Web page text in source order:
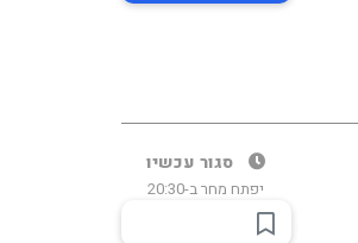
סגור עכשיו
יפתח מחר ב-20:30